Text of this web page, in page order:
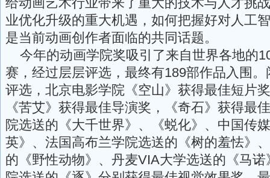
业优化升级的重大机遇，如何把握好对人工
是当前动画创作者面临的共同话题。
今年的动画学院奖吸引了来自世界各地的
赛，经过层层评选，最终有189部作品入围
评选，北京电影学院《空山》获得最佳短片
《苦艾》获得最佳导演奖，《奇石》获得最
院选送的《大千世界》、《蜕化》、中国传
英》、法国高布兰学院选送的《树的羞怯》
的《野性动物》、丹麦VIA大学选送的《马